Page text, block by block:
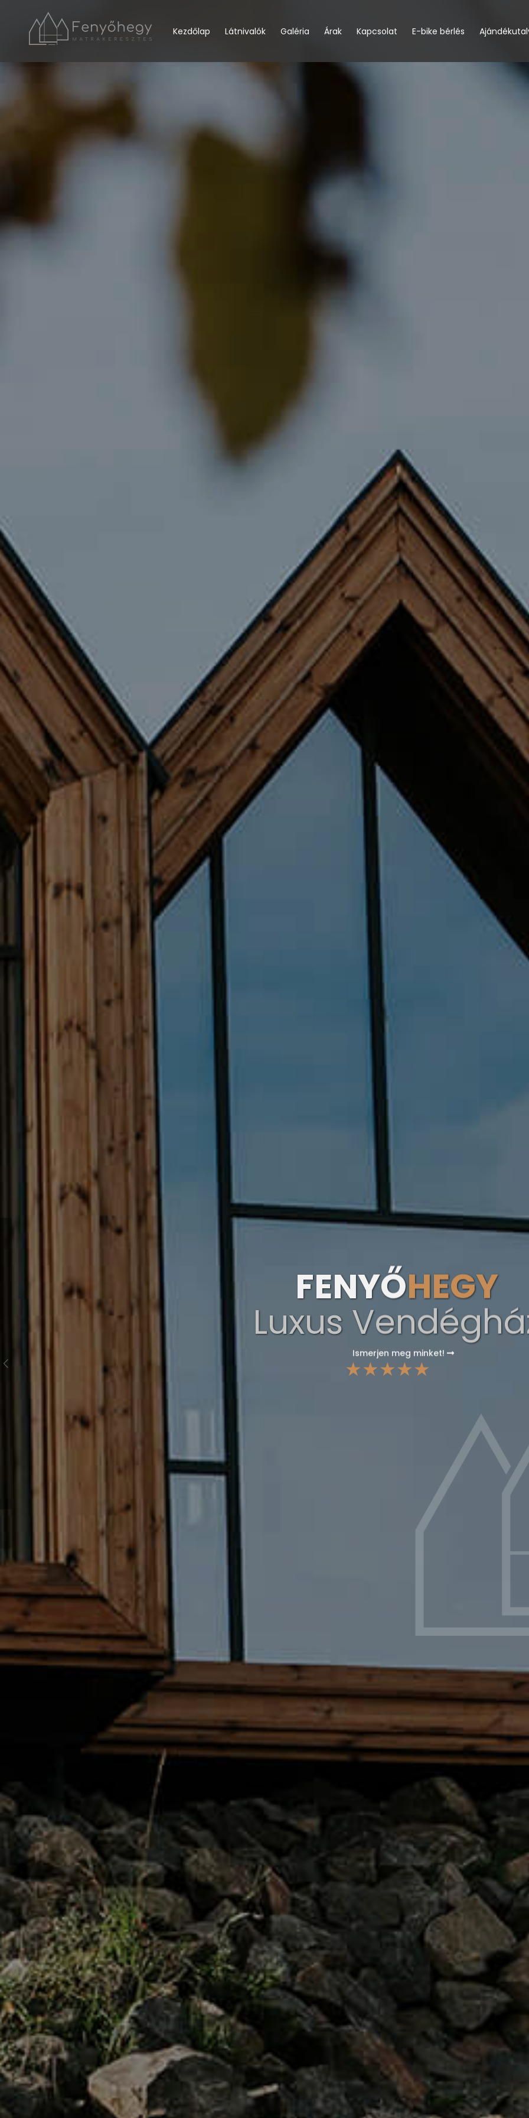
Kezdőlap Látnivalók Galéria Árak Kapcsolat E-bike bérlés
FENYŐHEGY
Luxus
★★★★★
Ismerjen meg minket!